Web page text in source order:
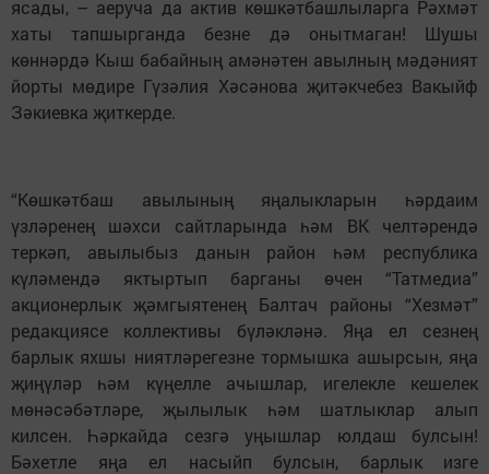
ясады, – аеруча да актив көшкәтбашлыларга Рәхмәт
хаты тапшырганда безне дә онытмаган! Шушы
көннәрдә Кыш бабайның амәнәтен авылның мәдәният
йорты мөдире Гүзәлия Хәсәнова җитәкчебез Вакыйф
Зәкиевка җиткерде.
“Көшкәтбаш авылының яңалыкларын һәрдаим
үзләренең шәхси сайтларында һәм ВК челтәрендә
теркәп, авылыбыз данын район һәм республика
күләмендә яктыртып барганы өчен “Татмедиа”
акционерлык җәмгыятенең Балтач районы “Хезмәт”
редакциясе коллективы бүләкләнә. Яңа ел сезнең
барлык яхшы ниятләрегезне тормышка ашырсын, яңа
җиңүләр һәм күңелле ачышлар, игелекле кешелек
мөнәсәбәтләре, җылылык һәм шатлыклар алып
килсен. Һәркайда сезгә уңышлар юлдаш булсын!
Бәхетле яңа ел насыйп булсын, барлык изге